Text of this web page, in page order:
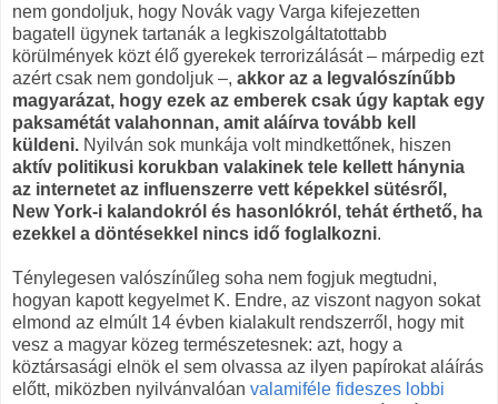
nem gondoljuk, hogy Novák vagy Varga kifejezetten
bagatell ügynek tartanák a legkiszolgáltatottabb
körülmények közt élő gyerekek terrorizálását – márpedig ezt
azért csak nem gondoljuk –, akkor az a legvalószínűbb
magyarázat, hogy ezek az emberek csak úgy kaptak egy
paksamétát valahonnan, amit aláírva tovább kell
küldeni. Nyilván sok munkája volt mindkettőnek, hiszen
aktív politikusi korukban valakinek tele kellett hánynia
az internetet az influenszerre vett képekkel sütésről,
New York-i kalandokról és hasonlókról, tehát érthető, ha
ezekkel a döntésekkel nincs idő foglalkozni.
Ténylegesen valószínűleg soha nem fogjuk megtudni,
hogyan kapott kegyelmet K. Endre, az viszont nagyon sokat
elmond az elmúlt 14 évben kialakult rendszerről, hogy mit
vesz a magyar közeg természetesnek: azt, hogy a
köztársasági elnök el sem olvassa az ilyen papírokat aláírás
előtt, miközben nyilvánvalóan valamiféle fideszes lobbi